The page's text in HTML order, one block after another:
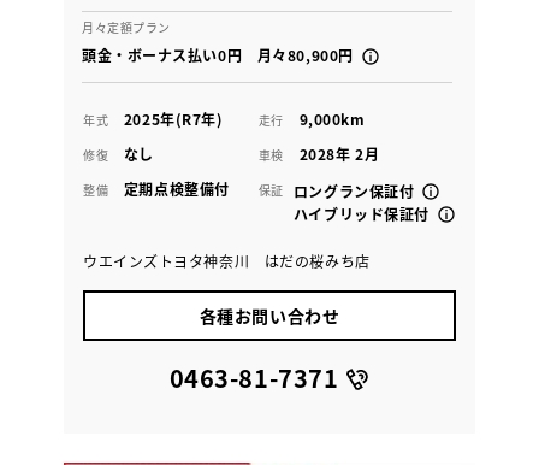
月々定額プラン
頭金・ボーナス払い0円 月々80,900円
年式 2025年(R7年) 走行 9,000km
修復 なし 車検 2028年 2月
整備 定期点検整備付 保証
ロングラン保証付
ハイブリッド保証付
ウエインズトヨタ神奈川 はだの桜みち店
各種お問い合わせ
0463-81-7371